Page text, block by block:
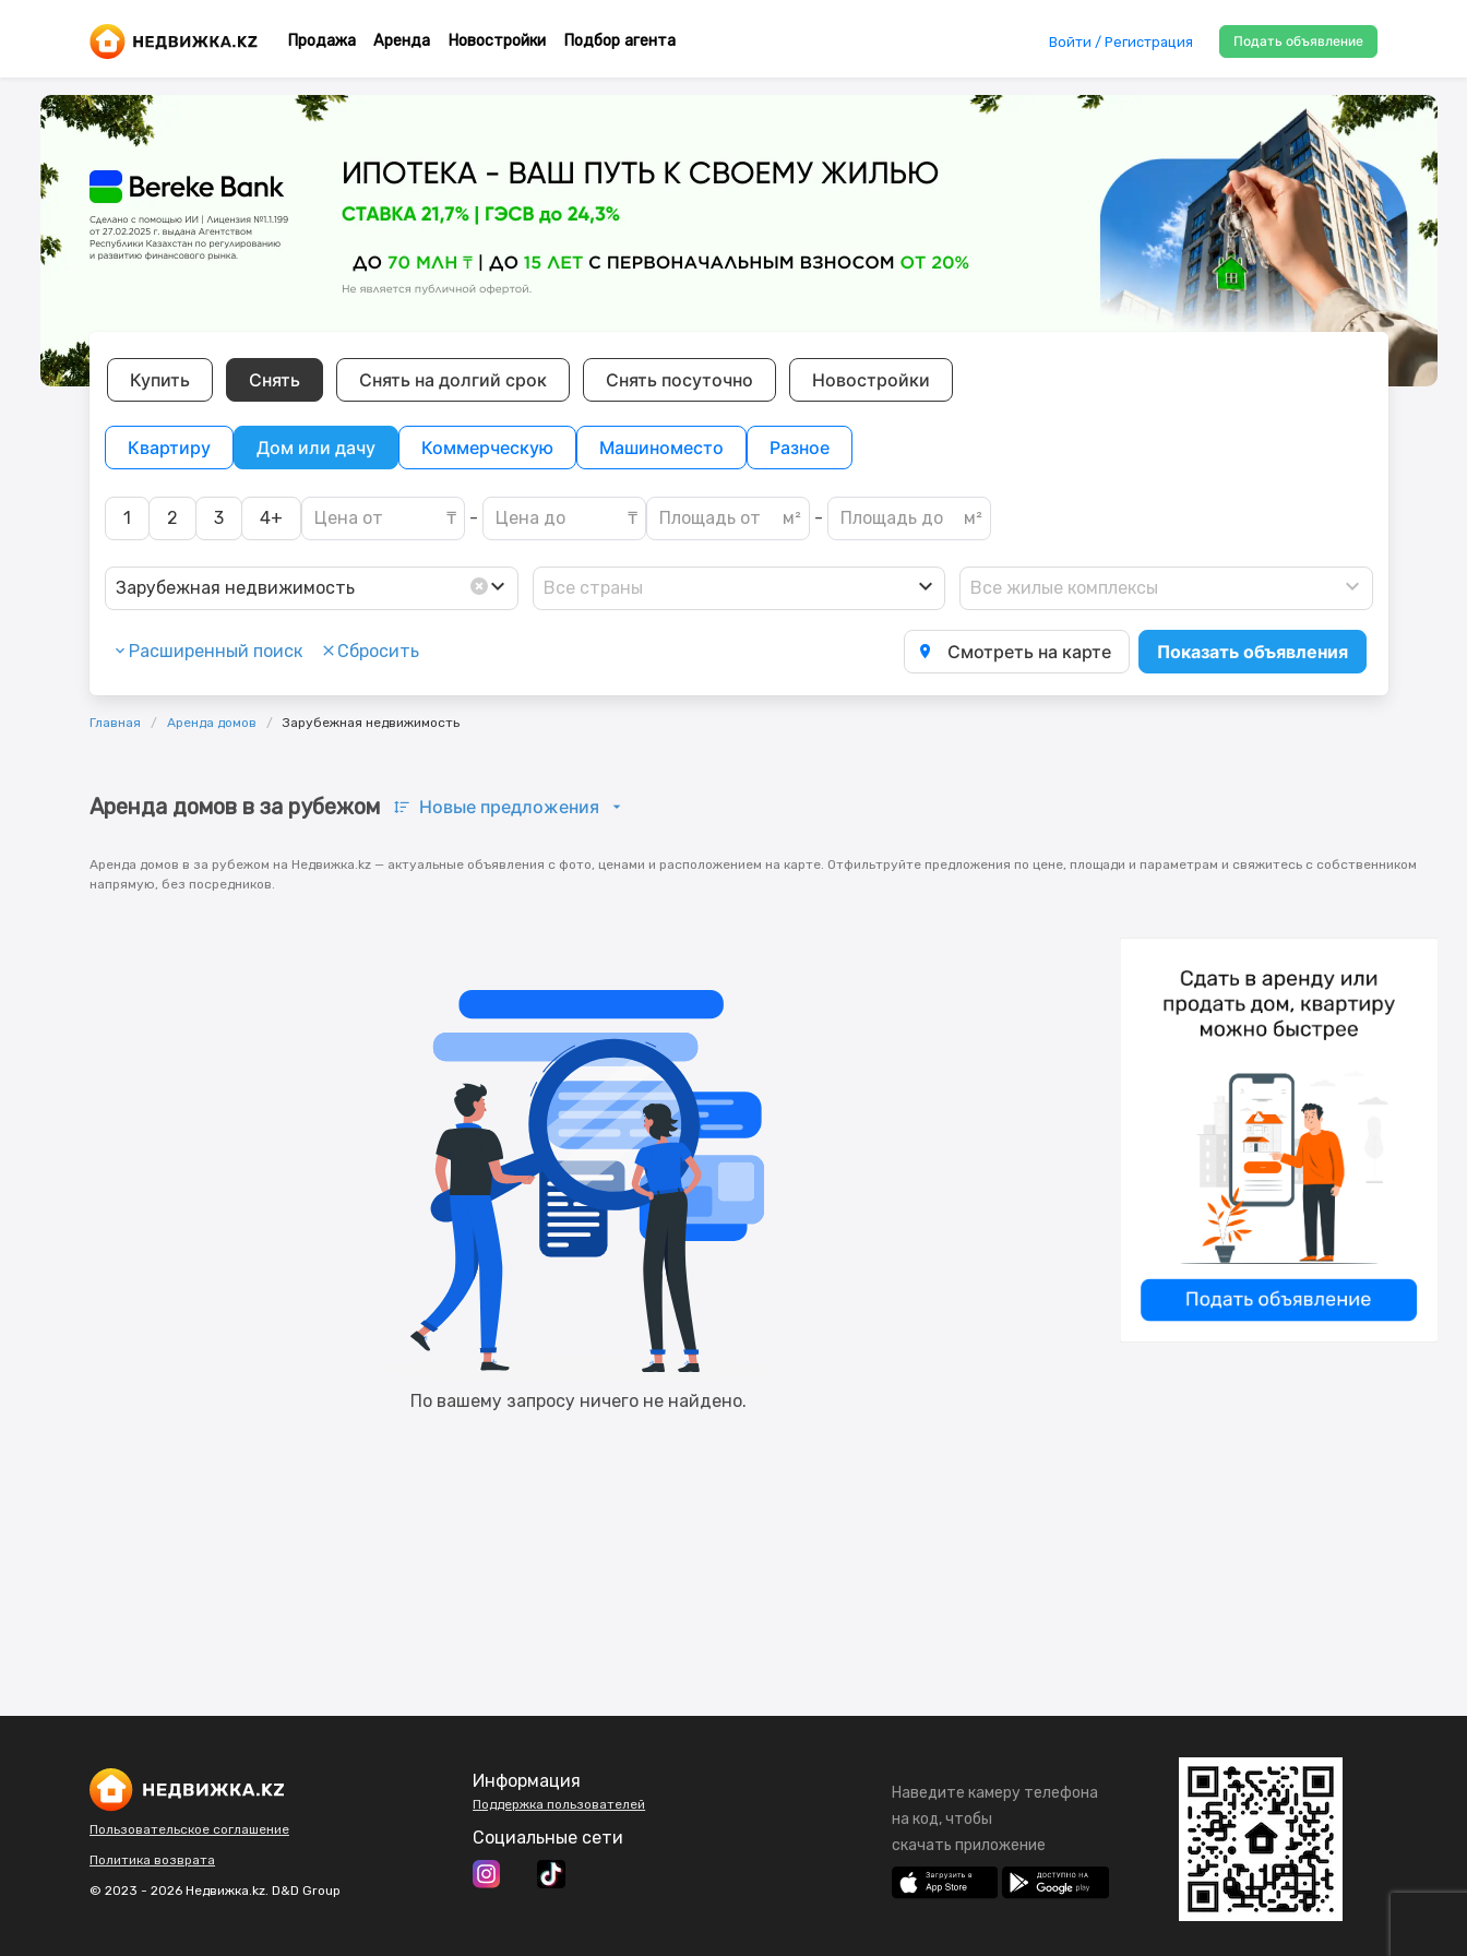
Продажа Аренда Новостройки Подбор агента Войти / Регистрация Подать объявление
Купить Снять Снять на долгий срок Снять посуточно Новостройки
Квартиру Дом или дачу Коммерческую Машиноместо Разное
1 2 3 4+ - -
Зарубежная недвижимость Все страны Все жилые комплексы
Расширенный поиск Сбросить Смотреть на карте Показать объявления
Главная Аренда домов Зарубежная недвижимость
Аренда домов в за рубежом Новые предложения
Аренда домов в за рубежом на Недвижка.kz — актуальные объявления с фото, ценами и расположением на карте. Отфильтруйте предложения по цене, площади и параметрам и свяжитесь с собственником
напрямую, без посредников.
По вашему запросу ничего не найдено.
Пользовательское соглашение
Политика возврата
© 2023 - 2026 Недвижка.kz. D&D Group
Информация
Поддержка пользователей
Социальные сети
Наведите камеру телефона
на код, чтобы
скачать приложение